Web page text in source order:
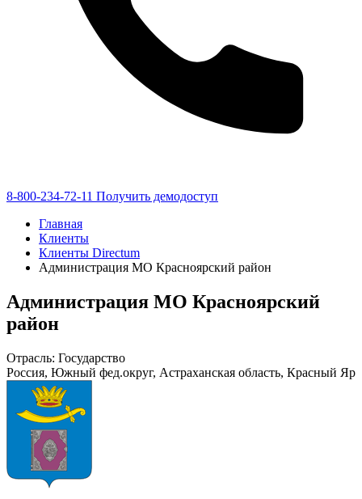
8-800-234-72-11 Получить демодоступ
Главная
Клиенты
Клиенты Directum
Администрация МО Красноярский район
Администрация МО Красноярский
район
Отрасль: Государство
Россия, Южный фед.округ, Астраханская область, Красный Яр